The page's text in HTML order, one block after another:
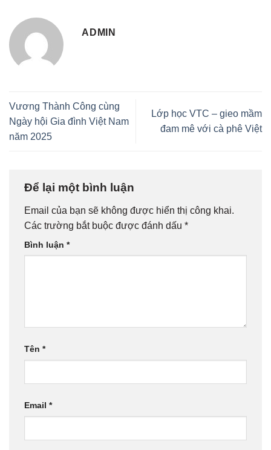
ADMIN
Vương Thành Công cùng
Ngày hội Gia đình Việt Nam
năm 2025
Lớp học VTC – gieo mầm
đam mê với cà phê Việt
Để lại một bình luận
Email của bạn sẽ không được hiển thị công khai.
Các trường bắt buộc được đánh dấu *
Bình luận *
Tên *
Email *